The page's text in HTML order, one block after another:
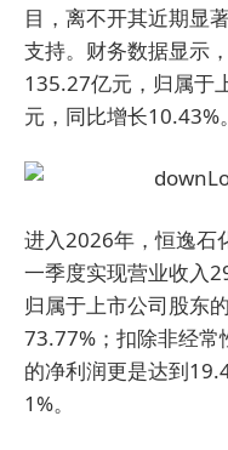
目，离不开其近期显
支持。财务数据显示
135.27亿元，归属于
元，同比增长10.43%。
进入2026年，恒逸石
一季度实现营业收入
归属于上市公司股东
73.77%；扣除非经常
的净利润更是达到
1%。